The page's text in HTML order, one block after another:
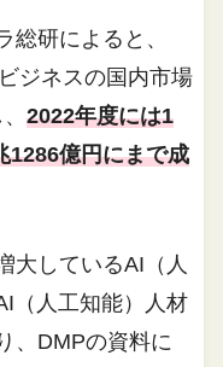
総研によると、
ジネスの国内市場
、2022年度には1
1286億円にまで成
大しているAI（人
（人工知能）人材
、DMPの資料に